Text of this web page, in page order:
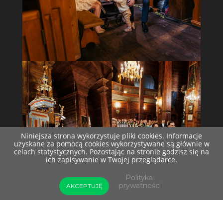
Niniejsza strona wykorzystuje pliki cookies. Informacje
uzyskane za pomocą cookies wykorzystywane są głównie w
celach statystycznych. Pozostając na stronie godzisz się na
ich zapisywanie w Twojej przeglądarce.
AKCEPTUJĘ
Polityka
prywatności